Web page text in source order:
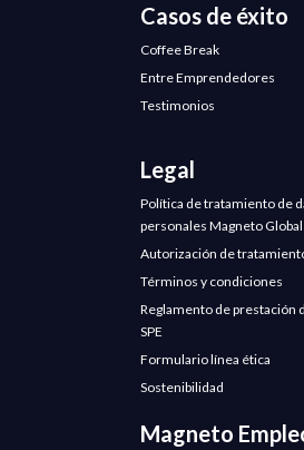
Casos de éxito
Coffee Break
Entre Emprendedores
Testimonios
Legal
Política de tratamiento de
personales Magneto Global
Autorización de tratamiento
Términos y condiciones
Reglamento de prestación
SPE
Formulario línea ética
Sostenibilidad
Magneto